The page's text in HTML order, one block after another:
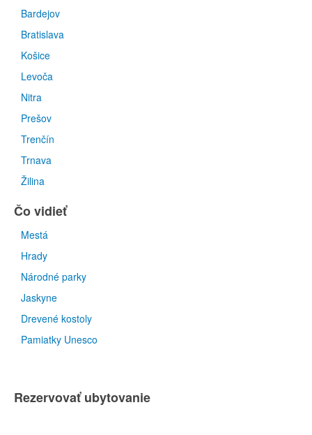
Bardejov
Bratislava
Košice
Levoča
Nitra
Prešov
Trenčín
Trnava
Žilina
Čo vidieť
Mestá
Hrady
Národné parky
Jaskyne
Drevené kostoly
Pamiatky Unesco
Rezervovať ubytovanie